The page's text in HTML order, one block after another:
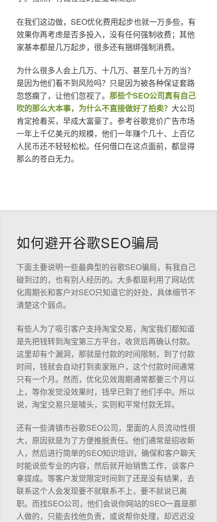
在我们这边做，SEO优化费用起步也就一万多些，有
效果你再考虑是否多投入，没有任何强制收费；其他
家基本都是几万起步，很多还有捆绑强制消费。
为什么很多人会上几万、十几万、甚至几十万的当？
是因为他们看不到风险吗？只是因为被各种保证套路
忽悠瘸了，让他们忽视了。 那些个SEO公司真有自己
吹的那么大本事，为什么不直接做好了拍卖？ 大公司
肯定抢着买，早成大富豪了。参考谷歌竞价广告市场
一年上千亿美元的规模，他们一年赚个几十、上百亿
人民币还不轻轻松松。任何借口在这点面前，都显得
那么的苍白无力。
如何避开谷歌SEO骗局
下面主要说明一些最典型的谷歌SEO骗局，有我自己
碰到过的，也有别人经历的。大多都是利用了网站优
化周期长和客户对SEO只知道它的好处，具体细节不
清楚这个弱点。
有些人为了吸引客户支持淘宝交易，淘宝我们都知道
是先把钱转到淘宝第三方平台，收货后再确认付款。
这里却有个漏洞，那就是付款的时间限制，到了付款
时间，钱就会自动打到卖家账户，这个付款时间通常
只有一个月。然而，优化见效周期通常都要三个月以
上，等你发觉没效果时，钱早已到了他们手中。所以
说，淘宝交易只是噱头，实则和平常付款无异。
还有一些清镇市谷歌SEO公司，里面的人员流动性很
大，原因就是为了方便推脱责任。他们通常是招收新
人，然后进行简单的SEO知识培训，确保和客户聊天
时能说些专业的内容，然后就开始销售工作，谈客户
拿提成。等客户发觉限定时间到了还是没有结果，去
联系这个人会发现要不就联系不上，要不就说已离
职。而找SEO公司，他们会说你网站的SEO一直是那
人做的，只能去找他负责，或说帮你处理，却迟迟没